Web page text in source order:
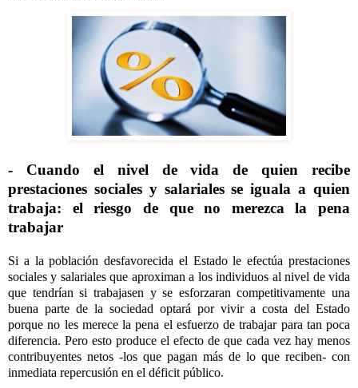
- Cuando el nivel de vida de quien recibe
prestaciones sociales y salariales se iguala a quien
trabaja: el riesgo de que no merezca la pena
trabajar
Si a la población desfavorecida el Estado le efectúa prestaciones
sociales y salariales que aproximan a los individuos al nivel de vida
que tendrían si trabajasen y se esforzaran competitivamente una
buena parte de la sociedad optará por vivir a costa del Estado
porque no les merece la pena el esfuerzo de trabajar para tan poca
diferencia. Pero esto produce el efecto de que cada vez hay menos
contribuyentes netos -los que pagan más de lo que reciben- con
inmediata repercusión en el déficit público.